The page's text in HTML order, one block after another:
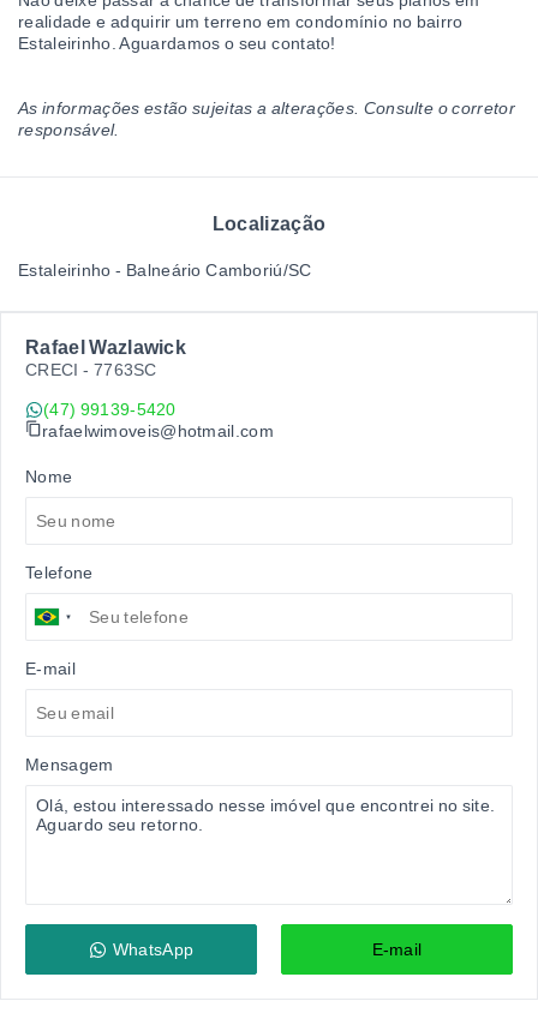
realidade e adquirir um terreno em condomínio no bairro
Estaleirinho. Aguardamos o seu contato!
As informações estão sujeitas a alterações. Consulte o corretor
responsável.
Localização
Estaleirinho - Balneário Camboriú/SC
Rafael Wazlawick
CRECI - 7763SC
(47) 99139-5420
rafaelwimoveis@hotmail.com
Nome
Telefone
E-mail
Mensagem
WhatsApp E-mail